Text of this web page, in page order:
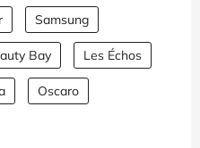
Samsung
Bay Les Échos
Oscaro